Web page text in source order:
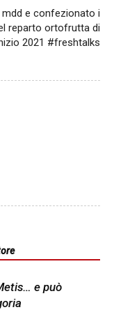
mdd e confezionato i
reparto ortofrutta di
2021 #freshtalks
e può